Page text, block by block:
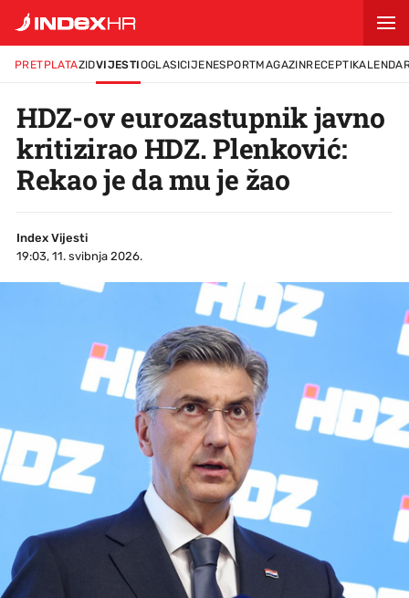
PRETPLATAZIDVIJESTIOGLASICIJENESPORTMAGAZINRECEPTI
HDZ-ov eurozastupnik javno
kritizirao HDZ. Plenković:
Rekao je da mu je žao
Index Vijesti
19:03, 11. svibnja 2026.